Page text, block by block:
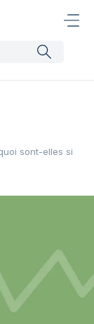
sont-elles si